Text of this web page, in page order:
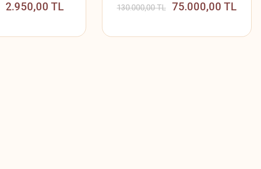
2.950,00 TL 130.000,00 TL 75.000,00 TL